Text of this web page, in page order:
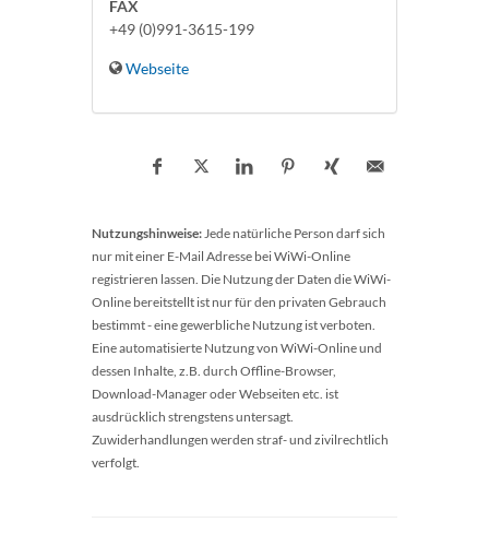
FAX
+49 (0)991-3615-199
Webseite
Nutzungshinweise:Jede natürliche Person darf sich
nur mit einer E-Mail Adresse bei WiWi-Online
registrieren lassen. Die Nutzung der Daten die WiWi-
Online bereitstellt ist nur für den privaten Gebrauch
bestimmt - eine gewerbliche Nutzung ist verboten.
Eine automatisierte Nutzung von WiWi-Online und
dessen Inhalte, z.B. durch Offline-Browser,
Download-Manager oder Webseiten etc. ist
ausdrücklich strengstens untersagt.
Zuwiderhandlungen werden straf- und zivilrechtlich
verfolgt.